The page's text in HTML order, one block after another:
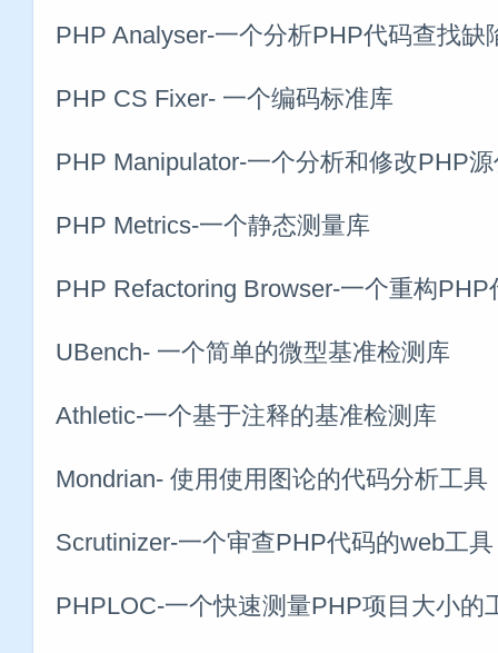
PHP Analyser-一个分析PHP代码查找缺
PHP CS Fixer- 一个编码标准库
PHP Manipulator-一个分析和修改PHP
PHP Metrics-一个静态测量库
PHP Refactoring Browser-一个重构
UBench- 一个简单的微型基准检测库
Athletic-一个基于注释的基准检测库
Mondrian- 使用使用图论的代码分析工具
Scrutinizer-一个审查PHP代码的web工具
PHPLOC-一个快速测量PHP项目大小的